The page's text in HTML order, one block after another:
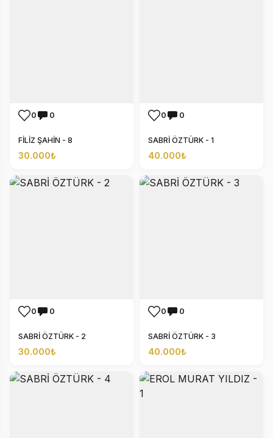
0 0
FİLİZ ŞAHİN - 8
30.000₺
0 0
SABRİ ÖZTÜRK - 1
40.000₺
0 0
SABRİ ÖZTÜRK - 2
30.000₺
0 0
SABRİ ÖZTÜRK - 3
40.000₺